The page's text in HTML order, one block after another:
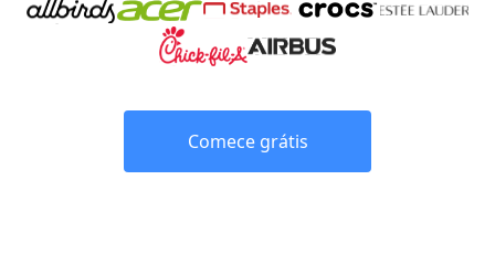
Comece grátis